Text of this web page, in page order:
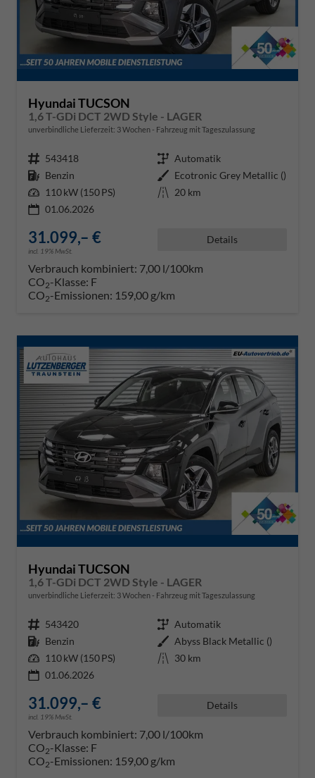
Hyundai TUCSON
1,6 T-GDi DCT 2WD Style - LAGER
unverbindliche Lieferzeit: 3 Wochen Fahrzeug mit Tageszulassung
Fahrzeugnr. 543418 Getriebe Automatik
Kraftstoff Benzin Außenfarbe Ecotronic Grey Metallic ()
Leistung 110 kW (150 PS) Kilometerstand 20 km
01.06.2026
31.099,– €
incl. 19% MwSt.
Details
Verbrauch kombiniert: 7,00 l/100km
CO2-Klasse: F
CO2-Emissionen: 159,00 g/km
Hyundai TUCSON
1,6 T-GDi DCT 2WD Style - LAGER
unverbindliche Lieferzeit: 3 Wochen Fahrzeug mit Tageszulassung
Fahrzeugnr. 543420 Getriebe Automatik
Kraftstoff Benzin Außenfarbe Abyss Black Metallic ()
Leistung 110 kW (150 PS) Kilometerstand 30 km
01.06.2026
31.099,– €
incl. 19% MwSt.
Details
Verbrauch kombiniert: 7,00 l/100km
CO2-Klasse: F
CO2-Emissionen: 159,00 g/km